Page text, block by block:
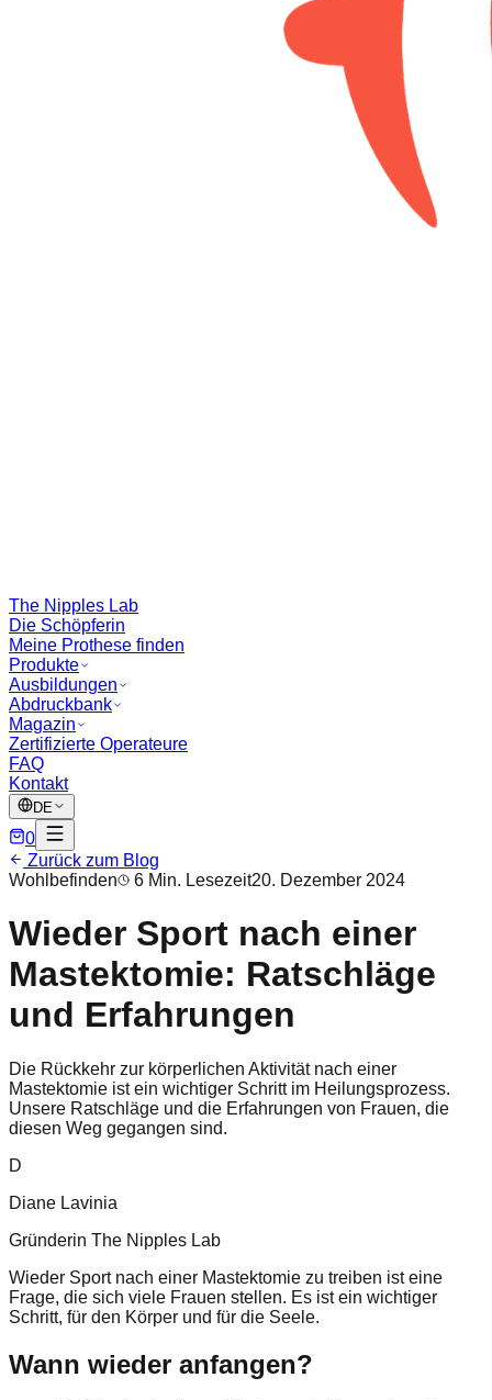
The Nipples Lab
Die Schöpferin
Meine Prothese finden
Produkte
Ausbildungen
Abdruckbank
Magazin
Zertifizierte Operateure
FAQ
Kontakt
DE
0
Zurück zum Blog
Wohlbefinden
6 Min. Lesezeit20. Dezember 2024
Wieder Sport nach einer
Mastektomie: Ratschläge
und Erfahrungen
Die Rückkehr zur körperlichen Aktivität nach einer
Mastektomie ist ein wichtiger Schritt im Heilungsprozess.
Unsere Ratschläge und die Erfahrungen von Frauen, die
diesen Weg gegangen sind.
D
Diane Lavinia
Gründerin The Nipples Lab
Wieder Sport nach einer Mastektomie zu treiben ist eine
Frage, die sich viele Frauen stellen. Es ist ein wichtiger
Schritt, für den Körper und für die Seele.
Wann wieder anfangen?